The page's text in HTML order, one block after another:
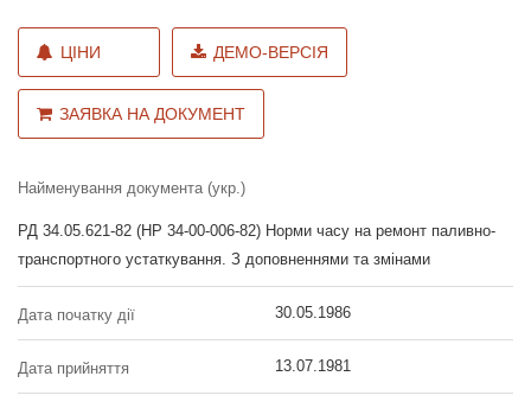
ЦІНИ ДЕМО-ВЕРСІЯ
ЗАЯВКА НА ДОКУМЕНТ
Найменування документа (укр.)
РД 34.05.621-82 (НР 34-00-006-82) Норми часу на ремонт паливно-
транспортного устаткування. З доповненнями та змінами
Дата початку дії 30.05.1986
Дата прийняття 13.07.1981